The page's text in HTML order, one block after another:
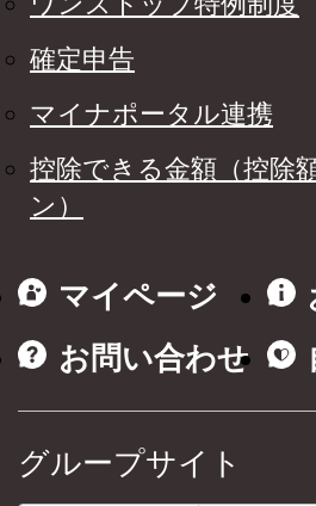
確定申告
マイナポータル連携
控除できる金額（控除
ン）
マイページ
お問い合わせ
グループサイト